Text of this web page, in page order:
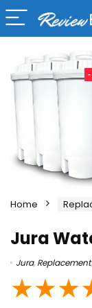
-
Home
Jura
Jura, Replacement,
★★★